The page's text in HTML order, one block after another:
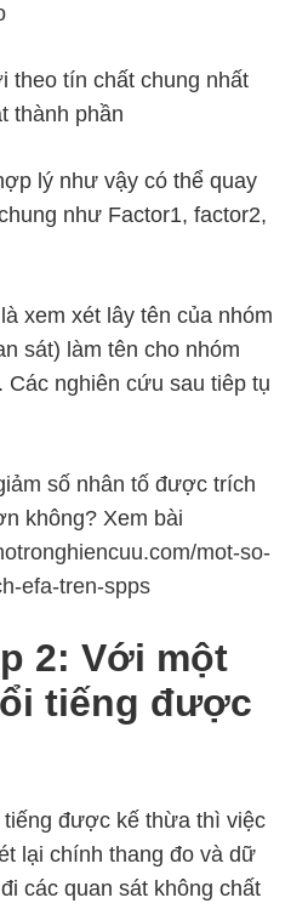
theo tín chất chung nhất
thành phần
lý như vậy có thể quay
như Factor1, factor2,
xem xét lây tên của nhóm
sát) làm tên cho nhóm
Các nghiên cứu sau tiêp tụ
số nhân tố được trích
không? Xem bài
mot-so-
efa-tren-spps
2: Với một
tiếng được
được kế thừa thì việc
lại chính thang đo và dữ
các quan sát không chất